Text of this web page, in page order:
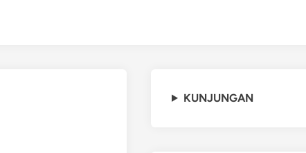
KUNJUNGAN